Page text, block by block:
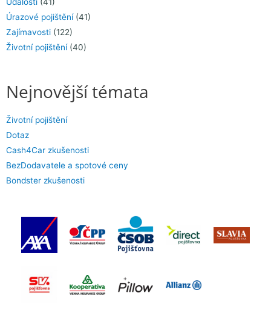
Události (41)
Úrazové pojištění(41)
Zajímavosti (122)
Životní pojištění(40)
Nejnovější témata
Životní pojištění
Dotaz
Cash4Car zkušenosti
BezDodavatele a spotové ceny
Bondster zkušenosti